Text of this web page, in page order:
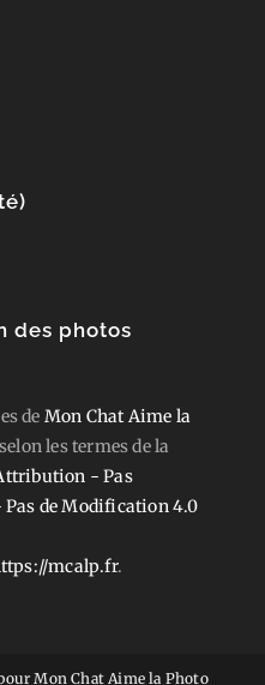
des photos
de Mon Chat Aime la
les termes de la
- Pas
de Modification 4.0
mcalp.fr.
Mon Chat Aime la Photo